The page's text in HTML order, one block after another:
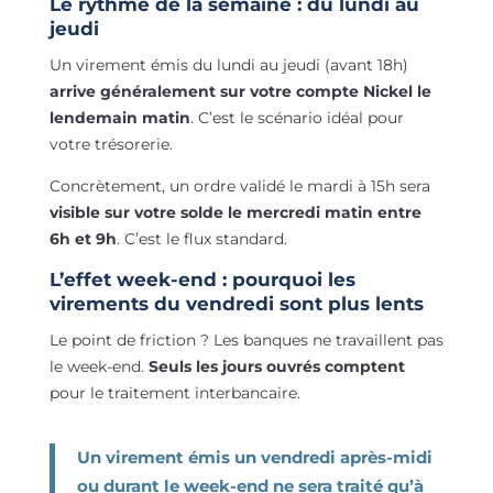
jeudi
Un virement émis du lundi au jeudi (avant 18h)
arrive généralement sur votre compte Nickel le
lendemain matin. C’est le scénario idéal pour
votre trésorerie.
Concrètement, un ordre validé le mardi à 15h sera
visible sur votre solde le mercredi matin entre
6h et 9h. C’est le flux standard.
L’effet week-end : pourquoi les
virements du vendredi sont plus lents
Le point de friction ? Les banques ne travaillent pas
le week-end. Seuls les jours ouvrés comptent
pour le traitement interbancaire.
Un virement émis un vendredi après-midi
ou durant le week-end ne sera traité qu’à